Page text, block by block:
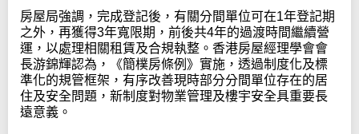
房屋局強調，完成登記後，有關分間單位可在1年登記期
之外，再獲得3年寬限期，前後共4年的過渡時間繼續營
運，以處理相關租賃及合規執整。香港房屋經理學會會
長游錦輝認為，《簡樸房條例》實施，透過制度化及標
準化的規管框架，有序改善現時部分分間單位存在的居
住及安全問題，新制度對物業管理及樓宇安全具重要長
遠意義。